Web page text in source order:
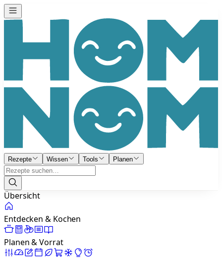
Rezepte Wissen Tools Planen
Übersicht
Entdecken & Kochen
Planen & Vorrat